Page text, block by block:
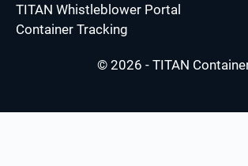
TITAN Whistleblower Portal
Container Tracking
© 2026 - TITAN